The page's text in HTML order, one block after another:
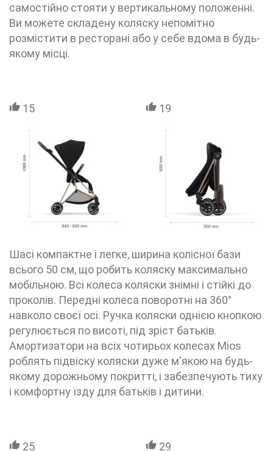
самостійно стояти у вертикальному положенні.
Ви можете складену коляску непомітно
розмістити в ресторані або у себе вдома в будь-
якому місці.
15 19
Шасі компактне і легке, ширина колісної бази
всього 50 см, що робить коляску максимально
мобільною. Всі колеса коляски знімні і стійкі до
проколів. Передні колеса поворотні на 360°
навколо своєї осі. Ручка коляски однією кнопкою
регулюється по висоті, під зріст батьків.
Амортизатори на всіх чотирьох колесах Mios
роблять підвіску коляски дуже м'якою на будь-
якому дорожньому покритті, і забезпечують тиху
і комфортну їзду для батьків і дитини.
25 29